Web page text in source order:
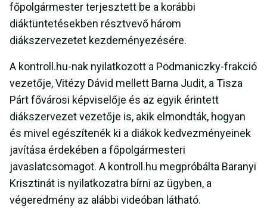
főpolgármester terjesztett be a korábbi
diáktüntetésekben résztvevő három
diákszervezetet kezdeményezésére.
A kontroll.hu-nak nyilatkozott a Podmaniczky-frakció
vezetője, Vitézy Dávid mellett Barna Judit, a Tisza
Párt fővárosi képviselője és az egyik érintett
diákszervezet vezetője is, akik elmondták, hogyan
és mivel egészítenék ki a diákok kedvezményeinek
javítása érdekében a főpolgármesteri
javaslatcsomagot. A kontroll.hu megpróbálta Baranyi
Krisztinát is nyilatkozatra bírni az ügyben, a
végeredmény az alábbi videóban látható.